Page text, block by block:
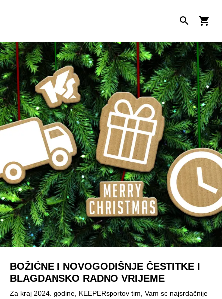
BOŽIĆNE I NOVOGODIŠNJE ČESTITKE I
BLAGDANSKO RADNO VRIJEME
Za kraj 2024. godine, KEEPERsportov tim, Vam se najsrdačnije